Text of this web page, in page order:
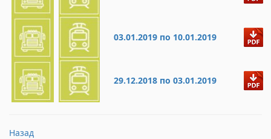
03.01.2019 по 10.01.2019
29.12.2018 по 03.01.2019
Назад